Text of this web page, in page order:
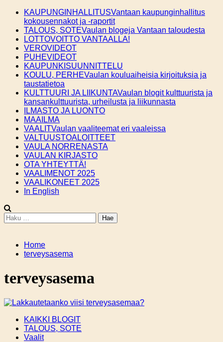
Skip
content
KAUPUNGINHALLITUSVantaan kaupunginhallitus
kokousennakot ja -raportit
TALOUS, SOTEVaulan blogeja Vantaan taloudesta
LOTTOVOITTO VANTAALLA!
VEROVIDEOT
PUHEVIDEOT
KAUPUNKISUUNNITTELU
KOULU, PERHEVaulan kouluaiheisia kirjoituksia ja
taustatietoa
KULTTUURI JA LIIKUNTAVaulan blogit kulttuurista ja
kansankulttuurista, urheilusta ja liikunnasta
ILMASTO JA LUONTO
MAAILMA
VAALITVaulan vaaliteemat eri vaaleissa
VALTUUSTOALOITTEET
VAULA NORRENASTA
VAULAN KIRJASTO
OTA YHTEYTTÄ!
VAALIMENOT 2025
VAALIKONEET 2025
In English
Haku:
Home
terveysasema
terveysasema
KAIKKI BLOGIT
TALOUS, SOTE
Vaalit